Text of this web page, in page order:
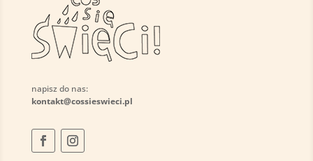
napisz do nas:
kontakt@cossieswieci.pl